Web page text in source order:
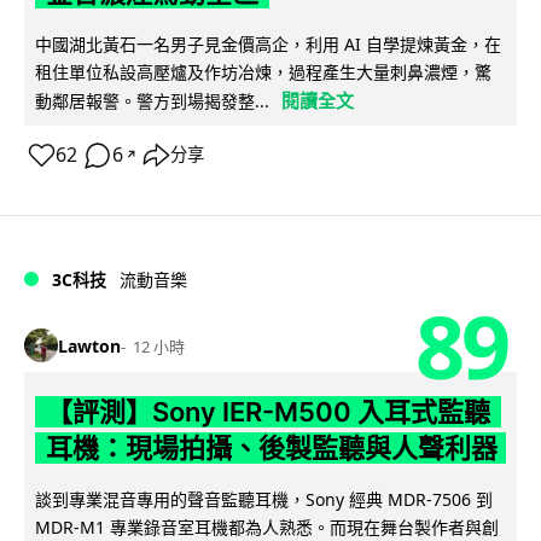
中國湖北黃石一名男子見金價高企，利用 AI 自學提煉黃金，在
租住單位私設高壓爐及作坊冶煉，過程產生大量刺鼻濃煙，驚
動鄰居報警。警方到場揭發整...
閱讀全文
62 6 ↗ 分享
3C科技 流動音樂
Lawton 12 小時 89
【評測】Sony IER-M500 入耳式監聽
耳機：現場拍攝、後製監聽與人聲利器
談到專業混音專用的聲音監聽耳機，Sony 經典 MDR-7506 到
MDR-M1 專業錄音室耳機都為人熟悉。而現在舞台製作者與創